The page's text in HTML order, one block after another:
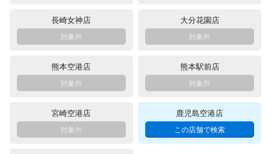
長崎女神店 大分花園店
熊本空港店 熊本駅前店
宮崎空港店 鹿児島空港店